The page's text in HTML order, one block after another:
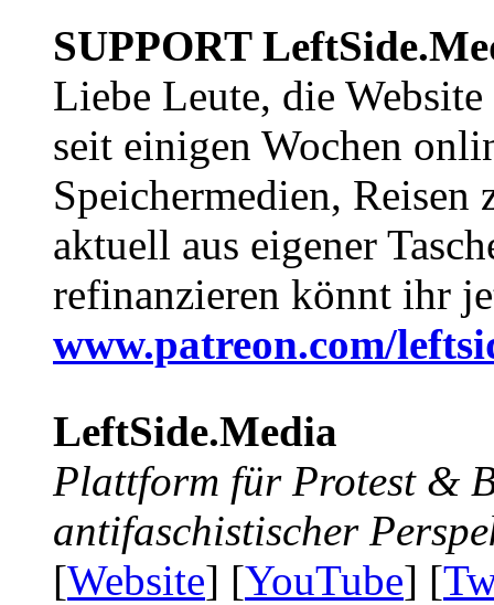
SUPPORT
Liebe Leute, die Website
seit einigen Wochen
Speichermedien, Reisen
aktuell aus eigener
refinanzieren könnt ihr
www.patreon.com/
LeftSide.Media
Plattform für Protest &
antifaschistischer
[Website] [YouTube] [